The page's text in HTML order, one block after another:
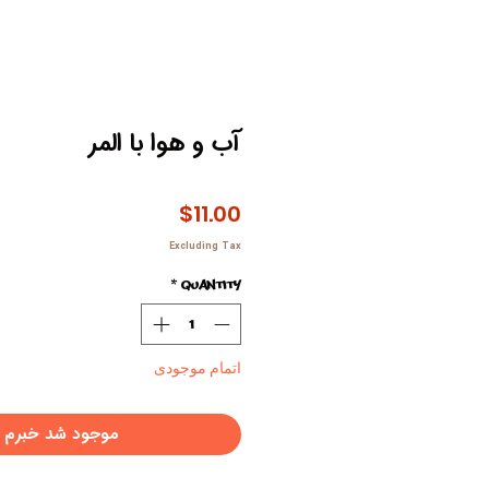
آب و هوا با المر
$11.00
Excluding Tax
Quantity
*
اتمام موجودی
موجود شد